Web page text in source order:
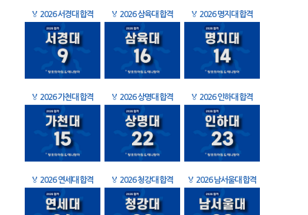
🏅 2026 서경대 합격 🏅 2026 삼육대 합격 🏅 2026 명지대 합격
🏅 2026 가천대 합격 🏅 2026 상명대 합격 🏅 2026 인하대 합격
🏅 2026 연세대 합격 🏅 2026 청강대 합격 🏅 2026 남서울대 합격